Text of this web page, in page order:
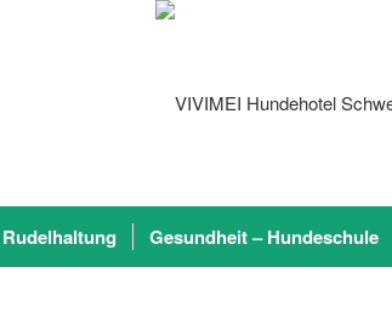
Rudelhaltung Gesundheit – Hundeschule